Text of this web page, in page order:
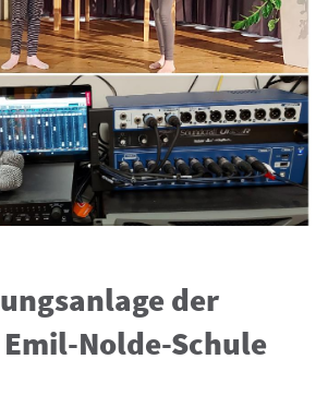
der
Nolde-Schule